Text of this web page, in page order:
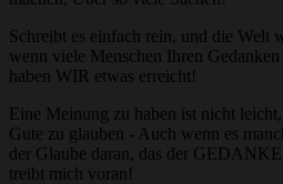
Schreibt es einfach rein, und die Welt
wenn viele Menschen Ihren
haben WIR etwas erreicht!
Eine Meinung zu haben ist nicht
Gute zu glauben - Auch wenn es
der Glaube daran, das der
treibt mich voran!